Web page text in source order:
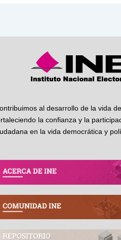
al desarrollo de la vida
la confianza y la
en la vida democrática y